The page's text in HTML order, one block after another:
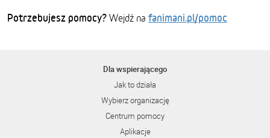
Potrzebujesz pomocy? Wejdź na fanimani.pl/pomoc
Dla wspierającego
Jak to działa
Wybierz organizację
Centrum pomocy
Aplikacje